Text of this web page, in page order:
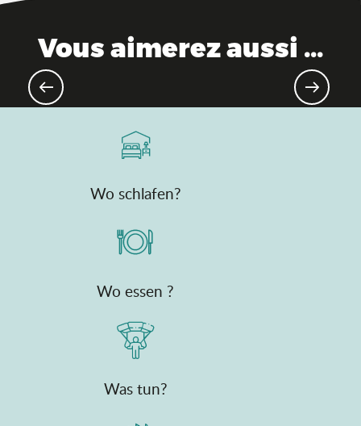
Vous aimerez aussi ...
Die Marke Saveurs de l'Ain®
Wo schlafen?
Wo essen ?
Was tun?